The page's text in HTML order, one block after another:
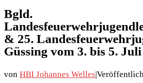
Bgld.
& 25.
Güssing vom 3. bis 5.
von HBI Johannes Welles|